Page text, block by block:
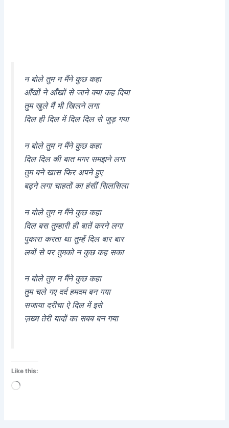
न बोले तुम न मैंने कुछ कहा
आँखों ने आँखों से जाने क्या कह दिया
तुम खुले मैं भी खिलने लगा
दिल ही दिल में दिल दिल से जुड़ गया
न बोले तुम न मैंने कुछ कहा
दिल दिल की बात मगर समझने लगा
तुम बने खास फिर अपने हुए
बढ़ने लगा चाहतों का हंसीं सिलसिला
न बोले तुम न मैंने कुछ कहा
दिल बस तुम्हारी ही बातें करने लगा
पुकारा करता था तुम्हें दिल बार बार
लबों से पर तुमको न कुछ कह सका
न बोले तुम न मैंने कुछ कहा
तुम चले गए दर्द हमदम बन गया
सजाया दरीचा ऐ दिल में इसे
ज़ख्म तेरी यादों का सबब बन गया
Like this:
Loading…